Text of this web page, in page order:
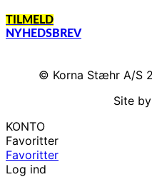
TILMELD
NYHEDSBREV
© Korna Stæhr A/S
Site by
KONTO
Favoritter
Favoritter
Log ind